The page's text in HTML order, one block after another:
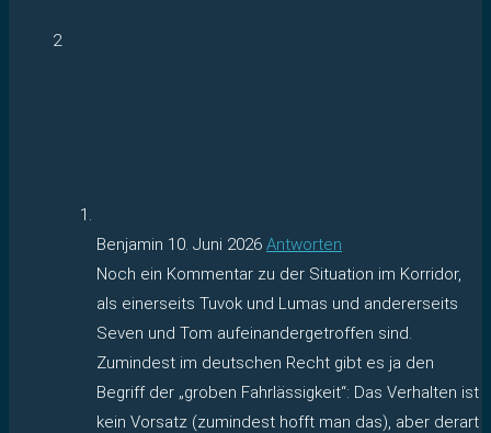
2
Benjamin 10. Juni 2026 Antworten
Noch ein Kommentar zu der Situation im Korridor,
als einerseits Tuvok und Lumas und andererseits
Seven und Tom aufeinandergetroffen sind.
Zumindest im deutschen Recht gibt es ja den
Begriff der „groben Fahrlässigkeit“: Das Verhalten ist
kein Vorsatz (zumindest hofft man das), aber derart